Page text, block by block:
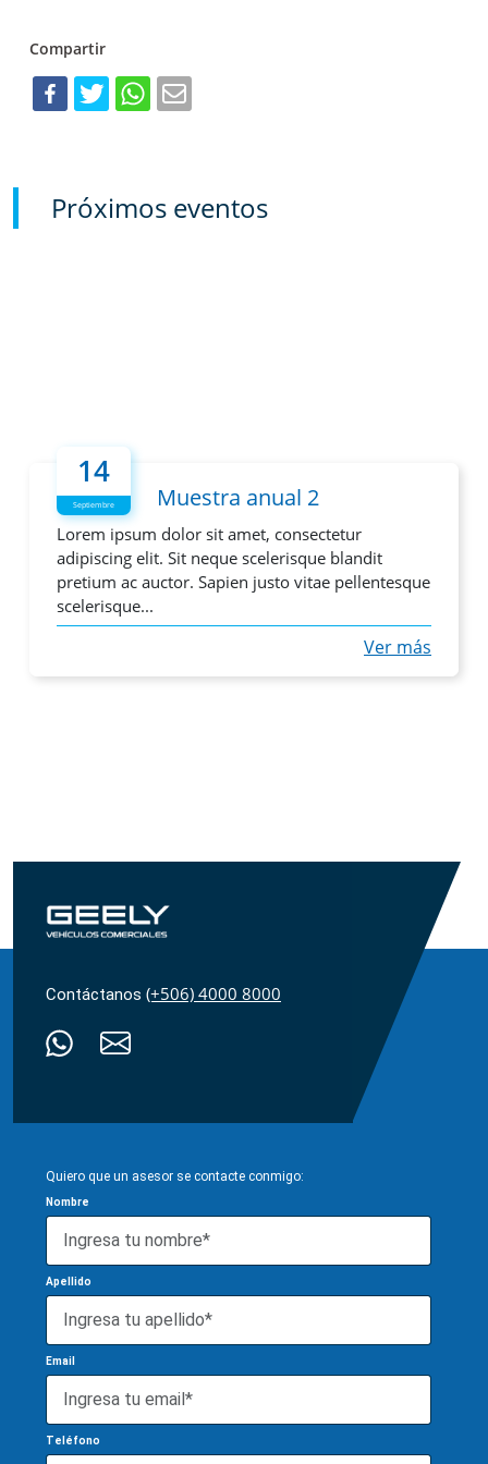
Compartir
Próximos eventos
14
Septiembre Muestra anual 2
Lorem ipsum dolor sit amet, consectetur
adipiscing elit. Sit neque scelerisque blandit
pretium ac auctor. Sapien justo vitae pellentesque
scelerisque...
Ver más
Contáctanos (+506) 4000 8000
Quiero que un asesor se contacte conmigo:
Nombre
Apellido
Email
Teléfono